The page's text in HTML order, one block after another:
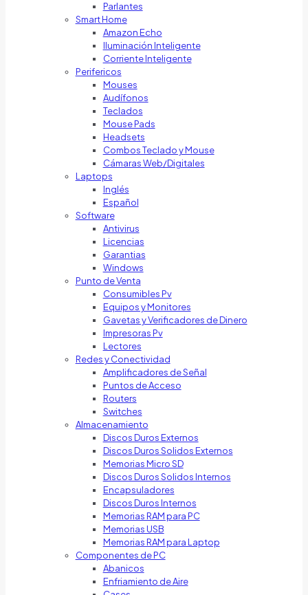
Parlantes
Smart Home
Amazon Echo
Iluminación Inteligente
Corriente Inteligente
Perifericos
Mouses
Audífonos
Teclados
Mouse Pads
Headsets
Combos Teclado y Mouse
Cámaras Web/Digitales
Laptops
Inglés
Español
Software
Antivirus
Licencias
Garantias
Windows
Punto de Venta
Consumibles Pv
Equipos y Monitores
Gavetas y Verificadores de Dinero
Impresoras Pv
Lectores
Redes y Conectividad
Amplificadores de Señal
Puntos de Acceso
Routers
Switches
Almacenamiento
Discos Duros Externos
Discos Duros Solidos Externos
Memorias Micro SD
Discos Duros Solidos Internos
Encapsuladores
Discos Duros Internos
Memorias RAM para PC
Memorias USB
Memorias RAM para Laptop
Componentes de PC
Abanicos
Enfriamiento de Aire